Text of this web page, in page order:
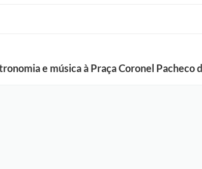
e música à Praça Coronel Pacheco